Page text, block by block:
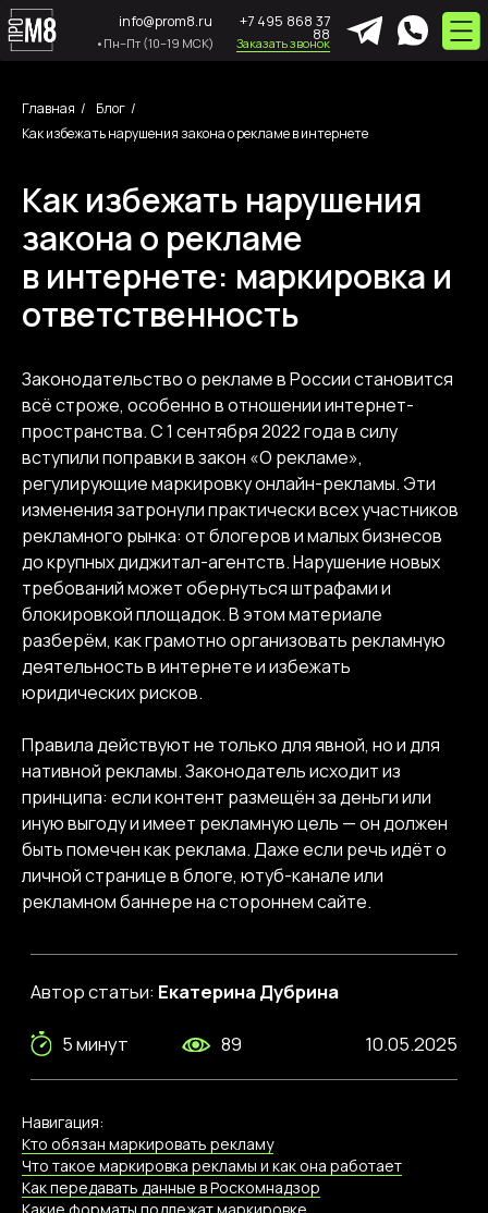
+7 495 868 37
info@prom8.ru
•Пн–Пт (10–19 МСК)
Главная / Блог /
Как избежать нарушения закона о рекламе в интернете
Как избежать нарушения
закона о рекламе
в интернете: маркировка и
ответственность
Законодательство о рекламе в России становится
всё строже, особенно в отношении интернет-
пространства. С 1 сентября 2022 года в силу
вступили поправки в закон «О рекламе»,
регулирующие маркировку онлайн-рекламы. Эти
изменения затронули практически всех участников
рекламного рынка: от блогеров и малых бизнесов
до крупных диджитал-агентств. Нарушение новых
требований может обернуться штрафами и
блокировкой площадок. В этом материале
разберём, как грамотно организовать рекламную
деятельность в интернете и избежать
юридических рисков.
Правила действуют не только для явной, но и для
нативной рекламы. Законодатель исходит из
принципа: если контент размещён за деньги или
иную выгоду и имеет рекламную цель — он должен
быть помечен как реклама. Даже если речь идёт о
личной странице в блоге, ютуб-канале или
рекламном баннере на стороннем сайте.
Автор статьи: Екатерина Дубрина
10.05.2025
5 минут 89
Навигация:
Кто обязан маркировать рекламу
Что такое маркировка рекламы и как она работает
Как передавать данные в Роскомнадзор